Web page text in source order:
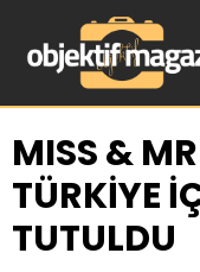
MISS &
TÜRKİYE
TUTULDU